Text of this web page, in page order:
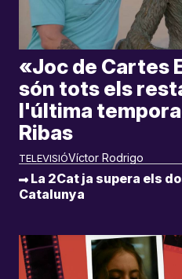
TELEVISIÓ
«Joc de Cartes
són tots els
l'última
Ribas
Víctor Rodrigo
La 2Cat ja supera els
Catalunya